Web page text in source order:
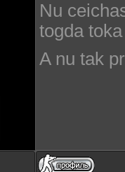
Nu
togda
A nu tak